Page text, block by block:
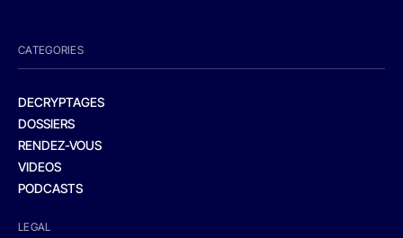
CATEGORIES
DECRYPTAGES
DOSSIERS
RENDEZ-VOUS
VIDEOS
PODCASTS
LEGAL